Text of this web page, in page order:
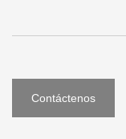
Contáctenos